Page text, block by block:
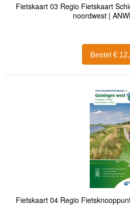
Fietskaart 03 Regio Fietskaart
noordwest |
Bestel €
Fietskaart 04 Regio